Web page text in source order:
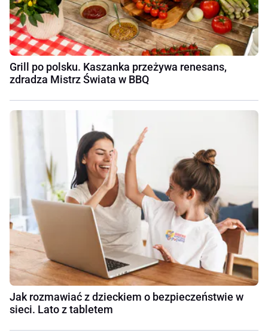
Grill po polsku. Kaszanka przeżywa renesans,
zdradza Mistrz Świata w BBQ
Jak rozmawiać z dzieckiem o bezpieczeństwie w
sieci. Lato z tabletem